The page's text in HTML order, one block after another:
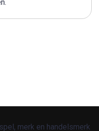
merk en handelsmerk